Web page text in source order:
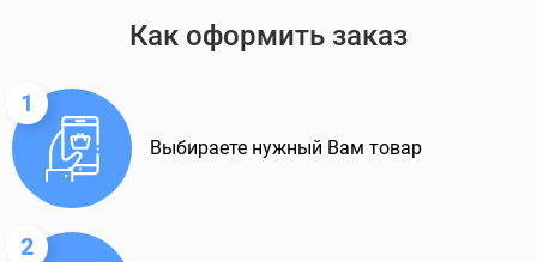
Как оформить заказ
1
Выбираете нужный Вам товар
2